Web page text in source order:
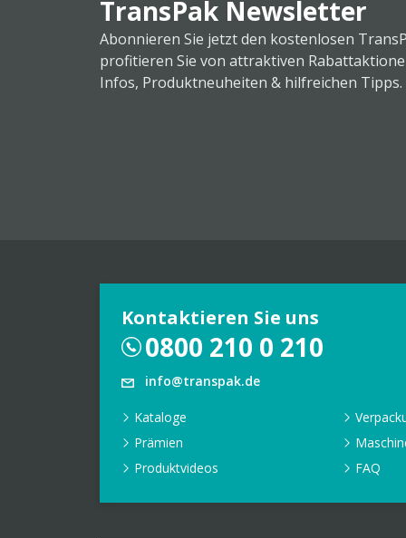
TransPak Newsletter
Abonnieren Sie jetzt den kostenlosen
profitieren Sie von attraktiven
Infos, Produktneuheiten & hilfreichen Tipps.
Kontaktieren Sie uns
0800 210 0 210
info@transpak.de
Kataloge
Prämien
Produktvideos
FAQ